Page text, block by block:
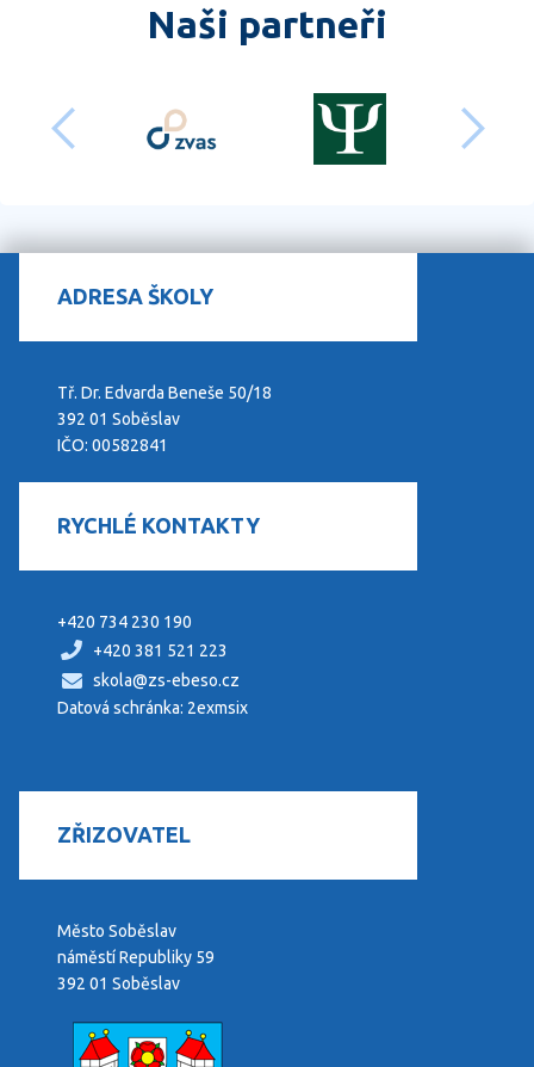
Naši partneři
ADRESA ŠKOLY
Tř. Dr. Edvarda Beneše 50/18
392 01 Soběslav
IČO: 00582841
RYCHLÉ KONTAKTY
+420 734 230 190
+420 381 521 223
skola@zs-ebeso.cz
Datová schránka: 2exmsix
ZŘIZOVATEL
Město Soběslav
náměstí Republiky 59
392 01 Soběslav